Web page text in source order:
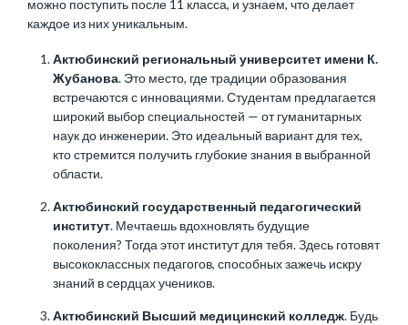
можно поступить после 11 класса, и узнаем, что делает
каждое из них уникальным.
Актюбинский региональный университет имени К.
Жубанова. Это место, где традиции образования
встречаются с инновациями. Студентам предлагается
широкий выбор специальностей — от гуманитарных
наук до инженерии. Это идеальный вариант для тех,
кто стремится получить глубокие знания в выбранной
области.
Актюбинский государственный педагогический
институт. Мечтаешь вдохновлять будущие
поколения? Тогда этот институт для тебя. Здесь готовят
высококлассных педагогов, способных зажечь искру
знаний в сердцах учеников.
Актюбинский Высший медицинский колледж. Будь